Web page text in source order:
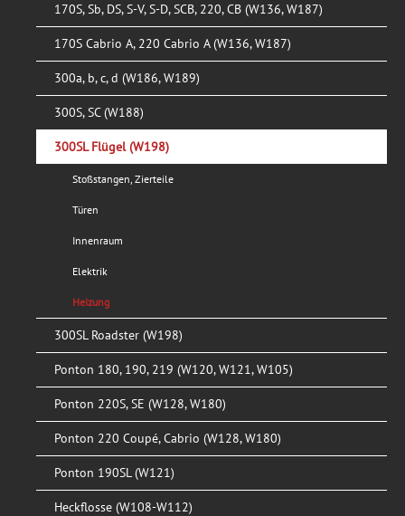
170S, Sb, DS, S-V, S-D, SCB, 220, CB (W136, W187)
170S Cabrio A, 220 Cabrio A (W136, W187)
300a, b, c, d (W186, W189)
300S, SC (W188)
300SL Flügel (W198)
Stoßstangen, Zierteile
Türen
Innenraum
Elektrik
Heizung
300SL Roadster (W198)
Ponton 180, 190, 219 (W120, W121, W105)
Ponton 220S, SE (W128, W180)
Ponton 220 Coupé, Cabrio (W128, W180)
Ponton 190SL (W121)
Heckflosse (W108-W112)